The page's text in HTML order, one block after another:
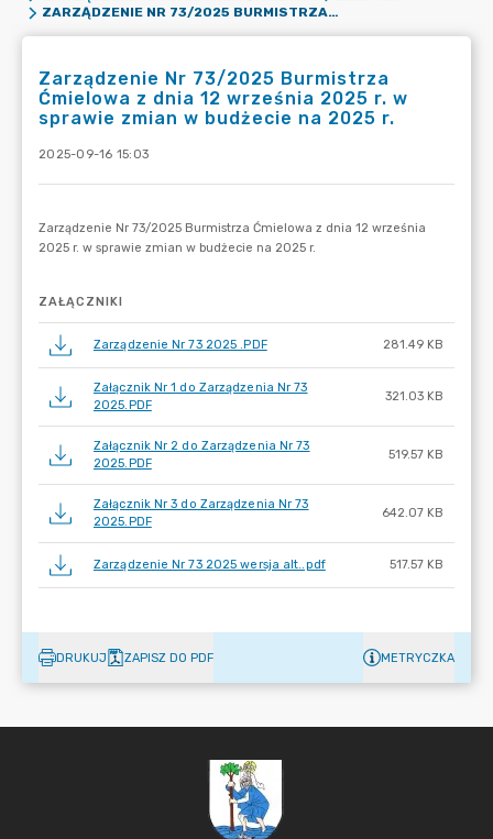
ZARZĄDZENIE NR 73/2025 BURMISTRZA ĆMIELOWA Z DNIA 12 WRZEŚNIA 2025 R. W SPRAWIE ZMIAN W BUDŻECIE NA 2025 R.
Zarządzenie Nr 73/2025 Burmistrza
Ćmielowa z dnia 12 września 2025 r. w
sprawie zmian w budżecie na 2025 r.
2025-09-16 15:03
ZAŁĄCZNIKI
Zarządzenie Nr 73 2025 .PDF 281.49 KB
Załącznik Nr 1 do Zarządzenia Nr 73
2025.PDF
321.03 KB
Załącznik Nr 2 do Zarządzenia Nr 73
2025.PDF
519.57 KB
Załącznik Nr 3 do Zarządzenia Nr 73
2025.PDF
642.07 KB
Zarządzenie Nr 73 2025 wersja alt..pdf 517.57 KB
DRUKUJ ZAPISZ DO PDF METRYCZKA